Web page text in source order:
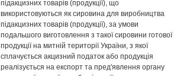
підакцизних товарів (продукції), що
використовуються як сировина для виробництва
підакцизних товарів (продукції), за умови
подальшого виготовлення з такої сировини готової
продукції на митній території України, з якої
сплачується акцизний податок або продукція
реалізується на експорт та пред'явлення органу